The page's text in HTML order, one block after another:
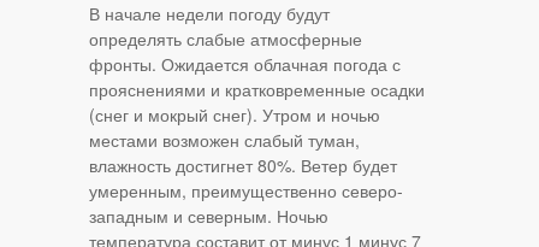
В начале недели погоду будут
определять слабые атмосферные
фронты. Ожидается облачная погода с
прояснениями и кратковременные осадки
(снег и мокрый снег). Утром и ночью
местами возможен слабый туман,
влажность достигнет 80%. Ветер будет
умеренным, преимущественно северо-
западным и северным. Ночью
температура составит от минус 1 минус 7